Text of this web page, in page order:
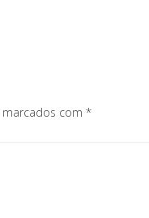
com *